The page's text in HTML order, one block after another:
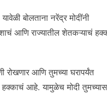
बोलताना नरेंद्र मोदींनी
आणि राज्यातील शेतकऱ्याचं
आणि तुमच्या घरापर्यंत
आहे. यामुळेच मोदी